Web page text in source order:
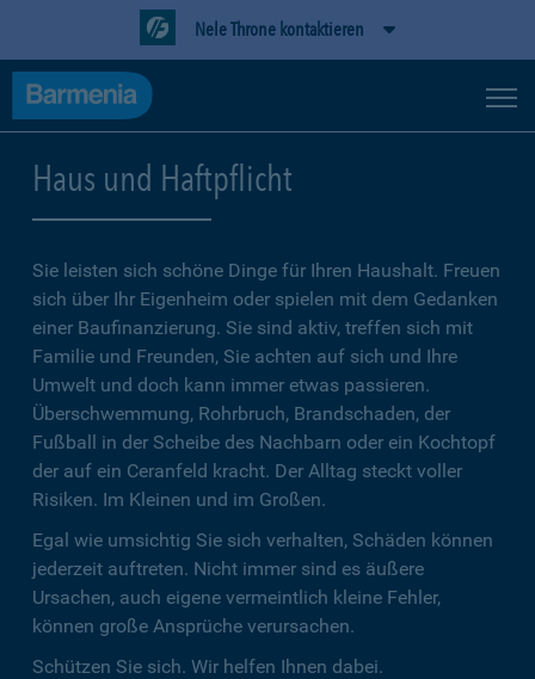
Nele Throne kontaktieren
Haus und Haftpflicht
Sie leisten sich schöne Dinge für Ihren Haushalt. Freuen
sich über Ihr Eigenheim oder spielen mit dem Gedanken
einer Baufinanzierung. Sie sind aktiv, treffen sich mit
Familie und Freunden, Sie achten auf sich und Ihre
Umwelt und doch kann immer etwas passieren.
Überschwemmung, Rohrbruch, Brandschaden, der
Fußball in der Scheibe des Nachbarn oder ein Kochtopf
der auf ein Ceranfeld kracht. Der Alltag steckt voller
Risiken. Im Kleinen und im Großen.
Egal wie umsichtig Sie sich verhalten, Schäden können
jederzeit auftreten. Nicht immer sind es äußere
Ursachen, auch eigene vermeintlich kleine Fehler,
können große Ansprüche verursachen.
Schützen Sie sich. Wir helfen Ihnen dabei.